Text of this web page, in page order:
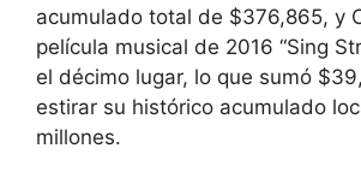
acumulado total de $376,865, y
película musical de 2016 “Sing
el décimo lugar, lo que sumó
estirar su histórico acumulado
millones.